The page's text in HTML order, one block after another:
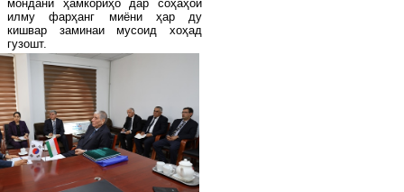
мондани ҳамкориҳо дар соҳаҳои
илму фарҳанг миёни ҳар ду
кишвар заминаи мусоид хоҳад
гузошт.